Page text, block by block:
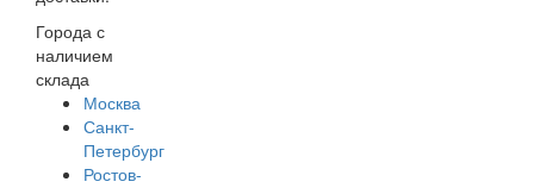
Города с
наличием
склада
Москва
Санкт-
Петербург
Ростов-